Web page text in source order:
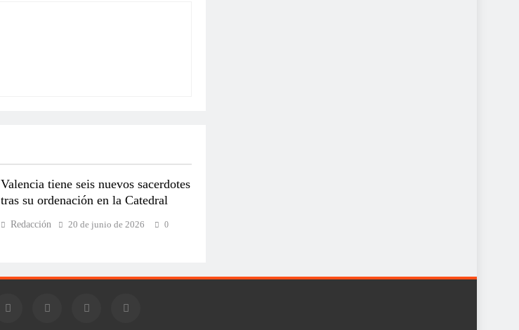
Valencia tiene seis nuevos sacerdotes
tras su ordenación en la Catedral
Redacción 20 de junio de 2026 0